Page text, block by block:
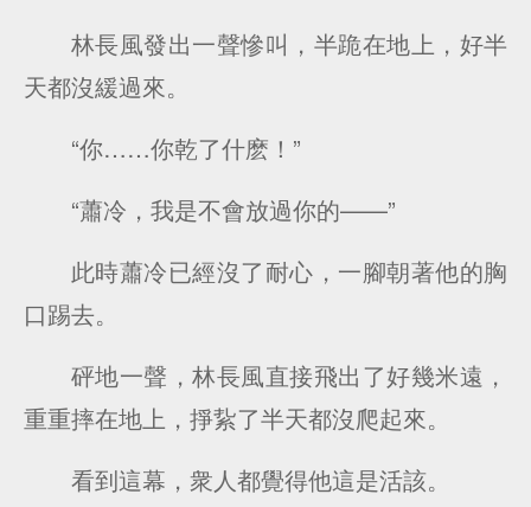
林長風發出一聲慘叫，半跪在地上，好半
天都沒緩過來。
“你……你乾了什麽！”
“蕭冷，我是不會放過你的——”
此時蕭冷已經沒了耐心，一腳朝著他的胸
口踢去。
砰地一聲，林長風直接飛出了好幾米遠，
重重摔在地上，掙紥了半天都沒爬起來。
看到這幕，衆人都覺得他這是活該。